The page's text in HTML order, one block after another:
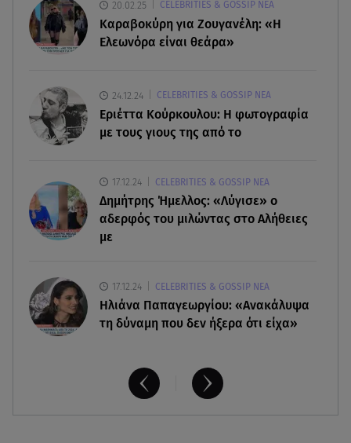
07.08.26 , 07:37
Ταϊλάνδη: Μαθητής άνοιξε πυρ σε σχολείο -
Αναφορές για νεκρούς
Εορτολόγιο: Ποιοι γιορτάζουν στις 7 Αυγούστου
06.08.26 , 23:41
20.02.25 CELEBRITIES & GOSSIP ΝΕΑ
Καραβοκύρη για Ζουγανέλη: «Η
Ελεωνόρα είναι θεάρα»
24.12.24 CELEBRITIES & GOSSIP ΝΕΑ
Εριέττα Κούρκουλου: Η φωτογραφία
με τους γιους της από το
17.12.24 CELEBRITIES & GOSSIP ΝΕΑ
Δημήτρης Ήμελλος: «Λύγισε» ο
αδερφός του μιλώντας στο Αλήθειες
με
17.12.24 CELEBRITIES & GOSSIP ΝΕΑ
Ηλιάνα Παπαγεωργίου: «Ανακάλυψα
τη δύναμη που δεν ήξερα ότι είχα»